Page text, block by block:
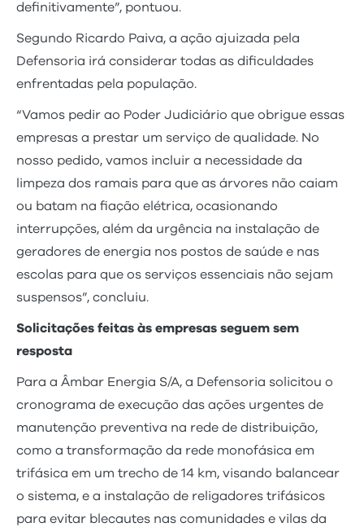
definitivamente”, pontuou.
Segundo Ricardo Paiva, a ação ajuizada pela
Defensoria irá considerar todas as dificuldades
enfrentadas pela população.
“Vamos pedir ao Poder Judiciário que obrigue essas
empresas a prestar um serviço de qualidade. No
nosso pedido, vamos incluir a necessidade da
limpeza dos ramais para que as árvores não caiam
ou batam na fiação elétrica, ocasionando
interrupções, além da urgência na instalação de
geradores de energia nos postos de saúde e nas
escolas para que os serviços essenciais não sejam
suspensos”, concluiu.
Solicitações feitas às empresas seguem sem
resposta
Para a Âmbar Energia S/A, a Defensoria solicitou o
cronograma de execução das ações urgentes de
manutenção preventiva na rede de distribuição,
como a transformação da rede monofásica em
trifásica em um trecho de 14 km, visando balancear
o sistema, e a instalação de religadores trifásicos
para evitar blecautes nas comunidades e vilas da